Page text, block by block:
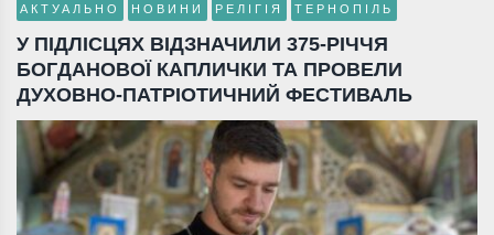
АКТУАЛЬНО НОВИНИ РЕЛІГІЯ ТЕРНОПІЛЬ
У ПІДЛІСЦЯХ ВІДЗНАЧИЛИ 375-РІЧЧЯ
БОГДАНОВОЇ КАПЛИЧКИ ТА ПРОВЕЛИ
ДУХОВНО-ПАТРІОТИЧНИЙ ФЕСТИВАЛЬ